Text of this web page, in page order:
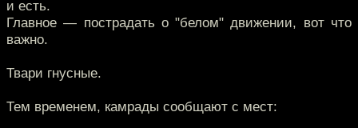
и есть.
Главное — пострадать о "белом" движении, вот что
важно.
Твари гнусные.
Тем временем, камрады сообщают с мест: